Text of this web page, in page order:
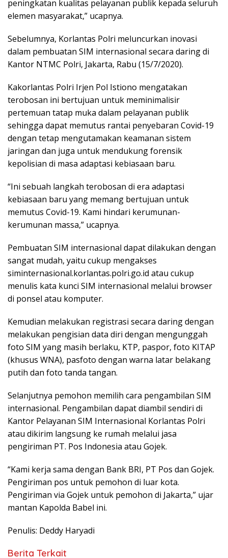
peningkatan kualitas pelayanan publik kepada seluruh
elemen masyarakat,” ucapnya.
Sebelumnya, Korlantas Polri meluncurkan inovasi
dalam pembuatan SIM internasional secara daring di
Kantor NTMC Polri, Jakarta, Rabu (15/7/2020).
Kakorlantas Polri Irjen Pol Istiono mengatakan
terobosan ini bertujuan untuk meminimalisir
pertemuan tatap muka dalam pelayanan publik
sehingga dapat memutus rantai penyebaran Covid-19
dengan tetap mengutamakan keamanan sistem
jaringan dan juga untuk mendukung forensik
kepolisian di masa adaptasi kebiasaan baru.
“Ini sebuah langkah terobosan di era adaptasi
kebiasaan baru yang memang bertujuan untuk
memutus Covid-19. Kami hindari kerumunan-
kerumunan massa,” ucapnya.
Pembuatan SIM internasional dapat dilakukan dengan
sangat mudah, yaitu cukup mengakses
siminternasional.korlantas.polri.go.id atau cukup
menulis kata kunci SIM internasional melalui browser
di ponsel atau komputer.
Kemudian melakukan registrasi secara daring dengan
melakukan pengisian data diri dengan mengunggah
foto SIM yang masih berlaku, KTP, paspor, foto KITAP
(khusus WNA), pasfoto dengan warna latar belakang
putih dan foto tanda tangan.
Selanjutnya pemohon memilih cara pengambilan SIM
internasional. Pengambilan dapat diambil sendiri di
Kantor Pelayanan SIM Internasional Korlantas Polri
atau dikirim langsung ke rumah melalui jasa
pengiriman PT. Pos Indonesia atau Gojek.
“Kami kerja sama dengan Bank BRI, PT Pos dan Gojek.
Pengiriman pos untuk pemohon di luar kota.
Pengiriman via Gojek untuk pemohon di Jakarta,” ujar
mantan Kapolda Babel ini.
Penulis: Deddy Haryadi
Berita Terkait